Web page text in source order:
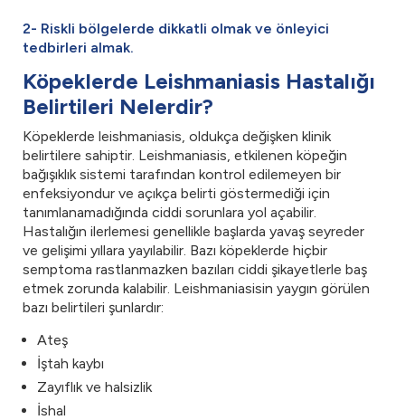
2- Riskli bölgelerde dikkatli olmak ve önleyici
tedbirleri almak.
Köpeklerde Leishmaniasis Hastalığı
Belirtileri Nelerdir?
Köpeklerde leishmaniasis, oldukça değişken klinik
belirtilere sahiptir. Leishmaniasis, etkilenen köpeğin
bağışıklık sistemi tarafından kontrol edilemeyen bir
enfeksiyondur ve açıkça belirti göstermediği için
tanımlanamadığında ciddi sorunlara yol açabilir.
Hastalığın ilerlemesi genellikle başlarda yavaş seyreder
ve gelişimi yıllara yayılabilir. Bazı köpeklerde hiçbir
semptoma rastlanmazken bazıları ciddi şikayetlerle baş
etmek zorunda kalabilir. Leishmaniasisin yaygın görülen
bazı belirtileri şunlardır:
Ateş
İştah kaybı
Zayıflık ve halsizlik
İshal